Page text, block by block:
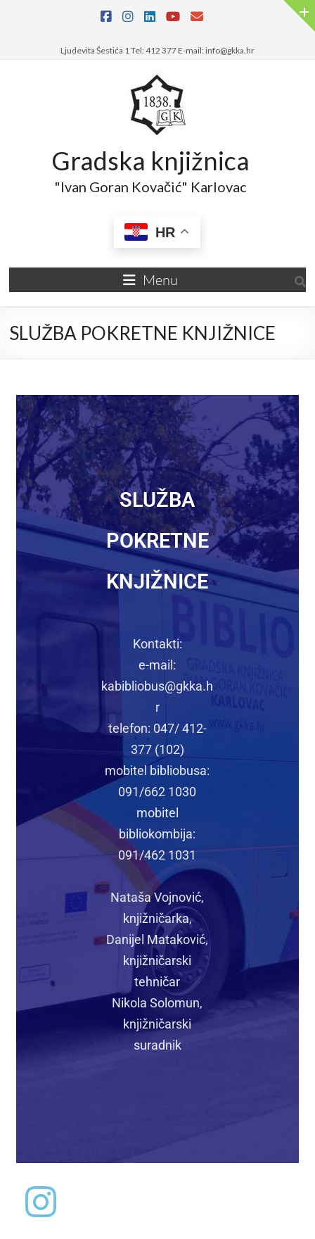
Ljudevita Šestića 1 Tel: 412 377 E-mail: info@gkka.hr
Gradska knjižnica
"Ivan Goran Kovačić" Karlovac
HR
Menu
SLUŽBA POKRETNE KNJIŽNICE
SLUŽBA
POKRETNE
KNJIŽNICE
Kontakti:
e-mail:
kabibliobus@gkka.h
r
telefon: 047/ 412-
377 (102)
mobitel bibliobusa:
091/662 1030
mobitel
bibliokombija:
091/462 1031
Nataša Vojnović,
knjižničarka,
Danijel Mataković,
knjižničarski
tehničar
Nikola Solomun,
knjižničarski
suradnik